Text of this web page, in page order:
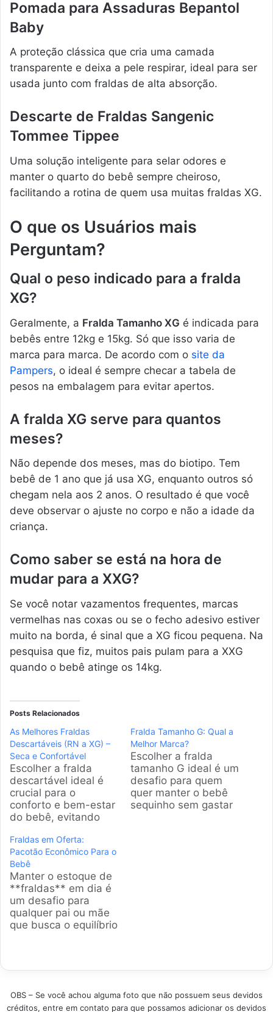
Pomada para Assaduras Bepantol
Baby
A proteção clássica que cria uma camada
transparente e deixa a pele respirar, ideal para ser
usada junto com fraldas de alta absorção.
Descarte de Fraldas Sangenic
Tommee Tippee
Uma solução inteligente para selar odores e
manter o quarto do bebê sempre cheiroso,
facilitando a rotina de quem usa muitas fraldas XG.
O que os Usuários mais
Perguntam?
Qual o peso indicado para a fralda
XG?
Geralmente, a Fralda Tamanho XG é indicada para
bebês entre 12kg e 15kg. Só que isso varia de
marca para marca. De acordo com o site da
Pampers, o ideal é sempre checar a tabela de
pesos na embalagem para evitar apertos.
A fralda XG serve para quantos
meses?
Não depende dos meses, mas do biotipo. Tem
bebê de 1 ano que já usa XG, enquanto outros só
chegam nela aos 2 anos. O resultado é que você
deve observar o ajuste no corpo e não a idade da
criança.
Como saber se está na hora de
mudar para a XXG?
Se você notar vazamentos frequentes, marcas
vermelhas nas coxas ou se o fecho adesivo estiver
muito na borda, é sinal que a XG ficou pequena. Na
pesquisa que fiz, muitos pais pulam para a XXG
quando o bebê atinge os 14kg.
Posts Relacionados
As Melhores Fraldas
Descartáveis (RN a XG) –
Seca e Confortável
Escolher a fralda
descartável ideal é
crucial para o
conforto e bem-estar
do bebê, evitando
irritações na pele.
Nossa equipe
analisou os modelos
mais vendidos e
avaliados do
mercado para
simplificar sua
decisão e garantir
mais de 8.000…
Fralda Tamanho G: Qual a
Melhor Marca?
Escolher a fralda
tamanho G ideal é um
desafio para quem
quer manter o bebê
sequinho sem gastar
Fraldas em Oferta:
Pacotão Econômico Para o
Bebê
Manter o estoque de
**fraldas** em dia é
um desafio para
qualquer pai ou mãe
que busca o equilíbrio
é um gasto pesado,
os modelos mais
OBS – Se você achou alguma foto que não possuem seus devidos
créditos, entre em contato para que possamos adicionar os devidos